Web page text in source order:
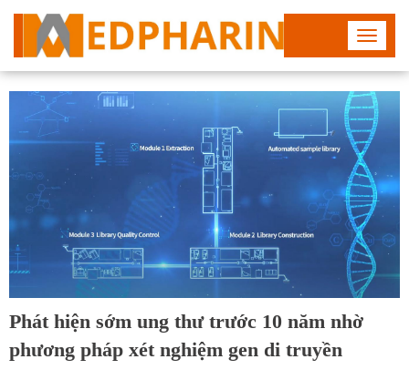
Toggle
Phát hiện sớm ung thư trước 10 năm nhờ
phương pháp xét nghiệm gen di truyền